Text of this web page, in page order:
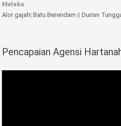
Melaka
Alor gajah| Batu Berendam || Durian
Pencapaian Agensi